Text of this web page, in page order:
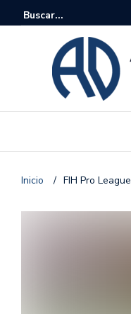
Inicio / FIH Pro League